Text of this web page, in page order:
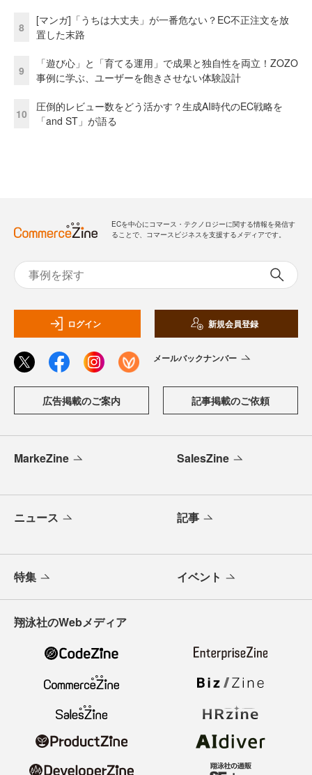
8
[マンガ]「うちは大丈夫」が一番危ない？EC不正注文を放
置した末路
9
「遊び心」と「育てる運用」で成果と独自性を両立！ZOZO
事例に学ぶ、ユーザーを飽きさせない体験設計
10
圧倒的レビュー数をどう活かす？生成AI時代のEC戦略を
「and ST」が語る
ECを中心にコマース・テクノロジーに関する情報を発信す
ることで、コマースビジネスを支援するメディアです。
ログイン 新規会員登録
メールバックナンバー
広告掲載のご案内 記事掲載のご依頼
MarkeZine SalesZine
ニュース 記事
特集 イベント
翔泳社のWebメディア